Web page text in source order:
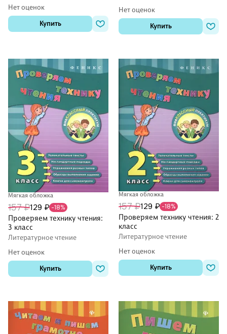
Нет оценок
Купить
Нет оценок
Купить
Мягкая обложка
157 ₽129 ₽ -18%
Проверяем технику чтения:
3 класс
Литературное чтение
Нет оценок
Купить
Мягкая обложка
157 ₽129 ₽ -18%
Проверяем технику чтения: 2
класс
Литературное чтение
Нет оценок
Купить